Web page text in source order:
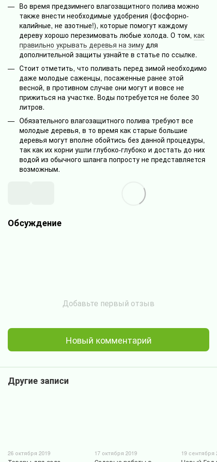
Во время предзимнего влагозащитного полива можно
также внести необходимые удобрения (фосфорно-
калийные, не азотные!), которые помогут каждому
дереву хорошо перезимовать любые холода. О том, как
правильно укрывать деревья на зиму для
дополнительной защиты узнайте в статье по ссылке.
Стоит отметить, что поливать перед зимой необходимо
даже молодые саженцы, посаженные ранее этой
весной, в противном случае они могут и вовсе не
прижиться на участке. Воды потребуется не более 30
литров.
Обязательного влагозащитного полива требуют все
молодые деревья, в то время как старые большие
деревья могут вполне обойтись без данной процедуры,
так как их корни ушли глубоко-глубоко и достать до них
водой из обычного шланга попросту не представляется
возможным.
Обсуждение
Добавьте первый отзыв
Новый комментарий
Другие записи
26 октября 2019 17 октября 2019 19 сентября